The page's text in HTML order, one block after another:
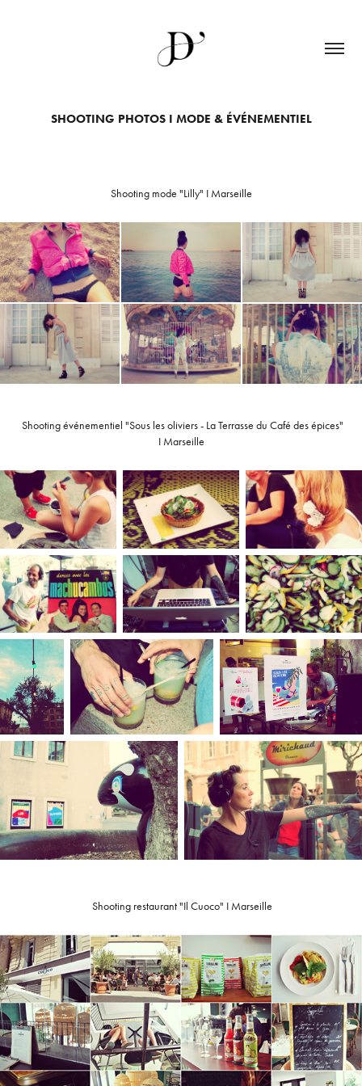
SHOOTING PHOTOS I MODE & ÉVÉNEMENTIEL
Shooting mode "Lilly" I Marseille
Shooting événementiel "Sous les oliviers - La Terrasse du Café des épices"
I Marseille
Shooting restaurant "Il Cuoco" I Marseille